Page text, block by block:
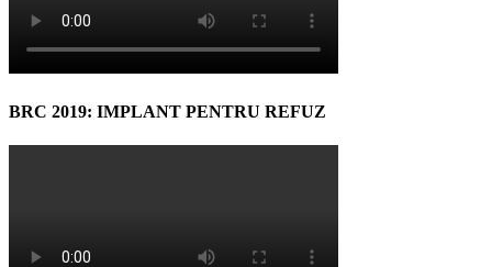
BRC 2019: IMPLANT PENTRU REFUZ